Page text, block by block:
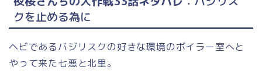
クを止める為に
ヘビであるバジリスクの好きな環境のボイラー室へと
やって来た七悪と北里。